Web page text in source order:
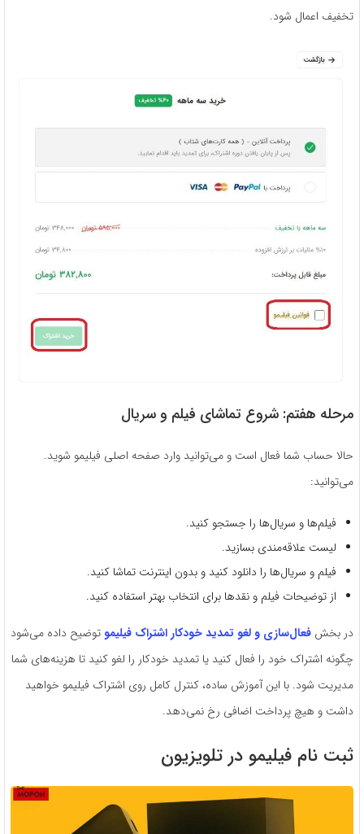
تخفیف اعمال شود.
مرحله هفتم: شروع تماشای فیلم و سریال
حالا حساب شما فعال است و می‌توانید وارد صفحه اصلی فیلیمو شوید.
می‌توانید:
فیلم‌ها و سریال‌ها را جستجو کنید.
لیست علاقه‌مندی بسازید.
فیلم و سریال‌ها را دانلود کنید و بدون اینترنت تماشا کنید.
از توضیحات فیلم و نقدها برای انتخاب بهتر استفاده کنید.
در بخش فعال‌سازی و لغو تمدید خودکار اشتراک فیلیمو توضیح داده می‌شود
چگونه اشتراک خود را فعال کنید یا تمدید خودکار را لغو کنید تا هزینه‌های شما
مدیریت شود. با این آموزش ساده، کنترل کامل روی اشتراک فیلیمو خواهید
داشت و هیچ پرداخت اضافی رخ نمی‌دهد.
ثبت نام فیلیمو در تلویزیون